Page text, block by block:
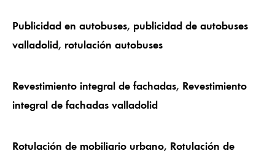
Publicidad en autobuses, publicidad de autobuses
valladolid, rotulación autobuses
Revestimiento integral de fachadas, Revestimiento
integral de fachadas valladolid
Rotulación de mobiliario urbano, Rotulación de